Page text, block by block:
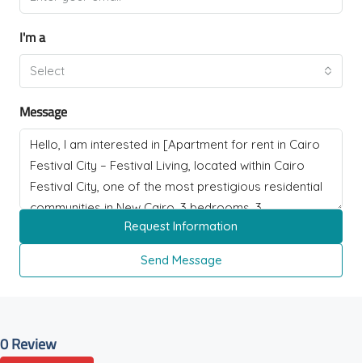
I'm a
Select
Message
Request Information
Send Message
0 Review